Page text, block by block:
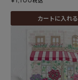
カートに入れる